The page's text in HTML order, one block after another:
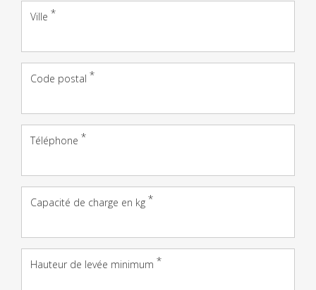
Ville
Code postal
Téléphone
Capacité de charge en kg
Hauteur de levée minimum